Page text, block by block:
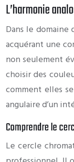
L’harmonie
Dans le
acquérant une
non seulement
choisir des
comment elles
angulaire d’un
Comprendre le
Le cercle